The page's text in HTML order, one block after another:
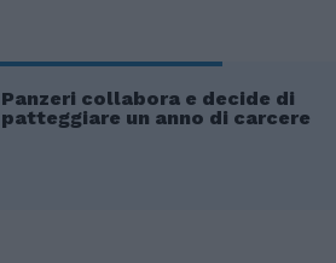
Panzeri collabora e decide di
patteggiare un anno di carcere